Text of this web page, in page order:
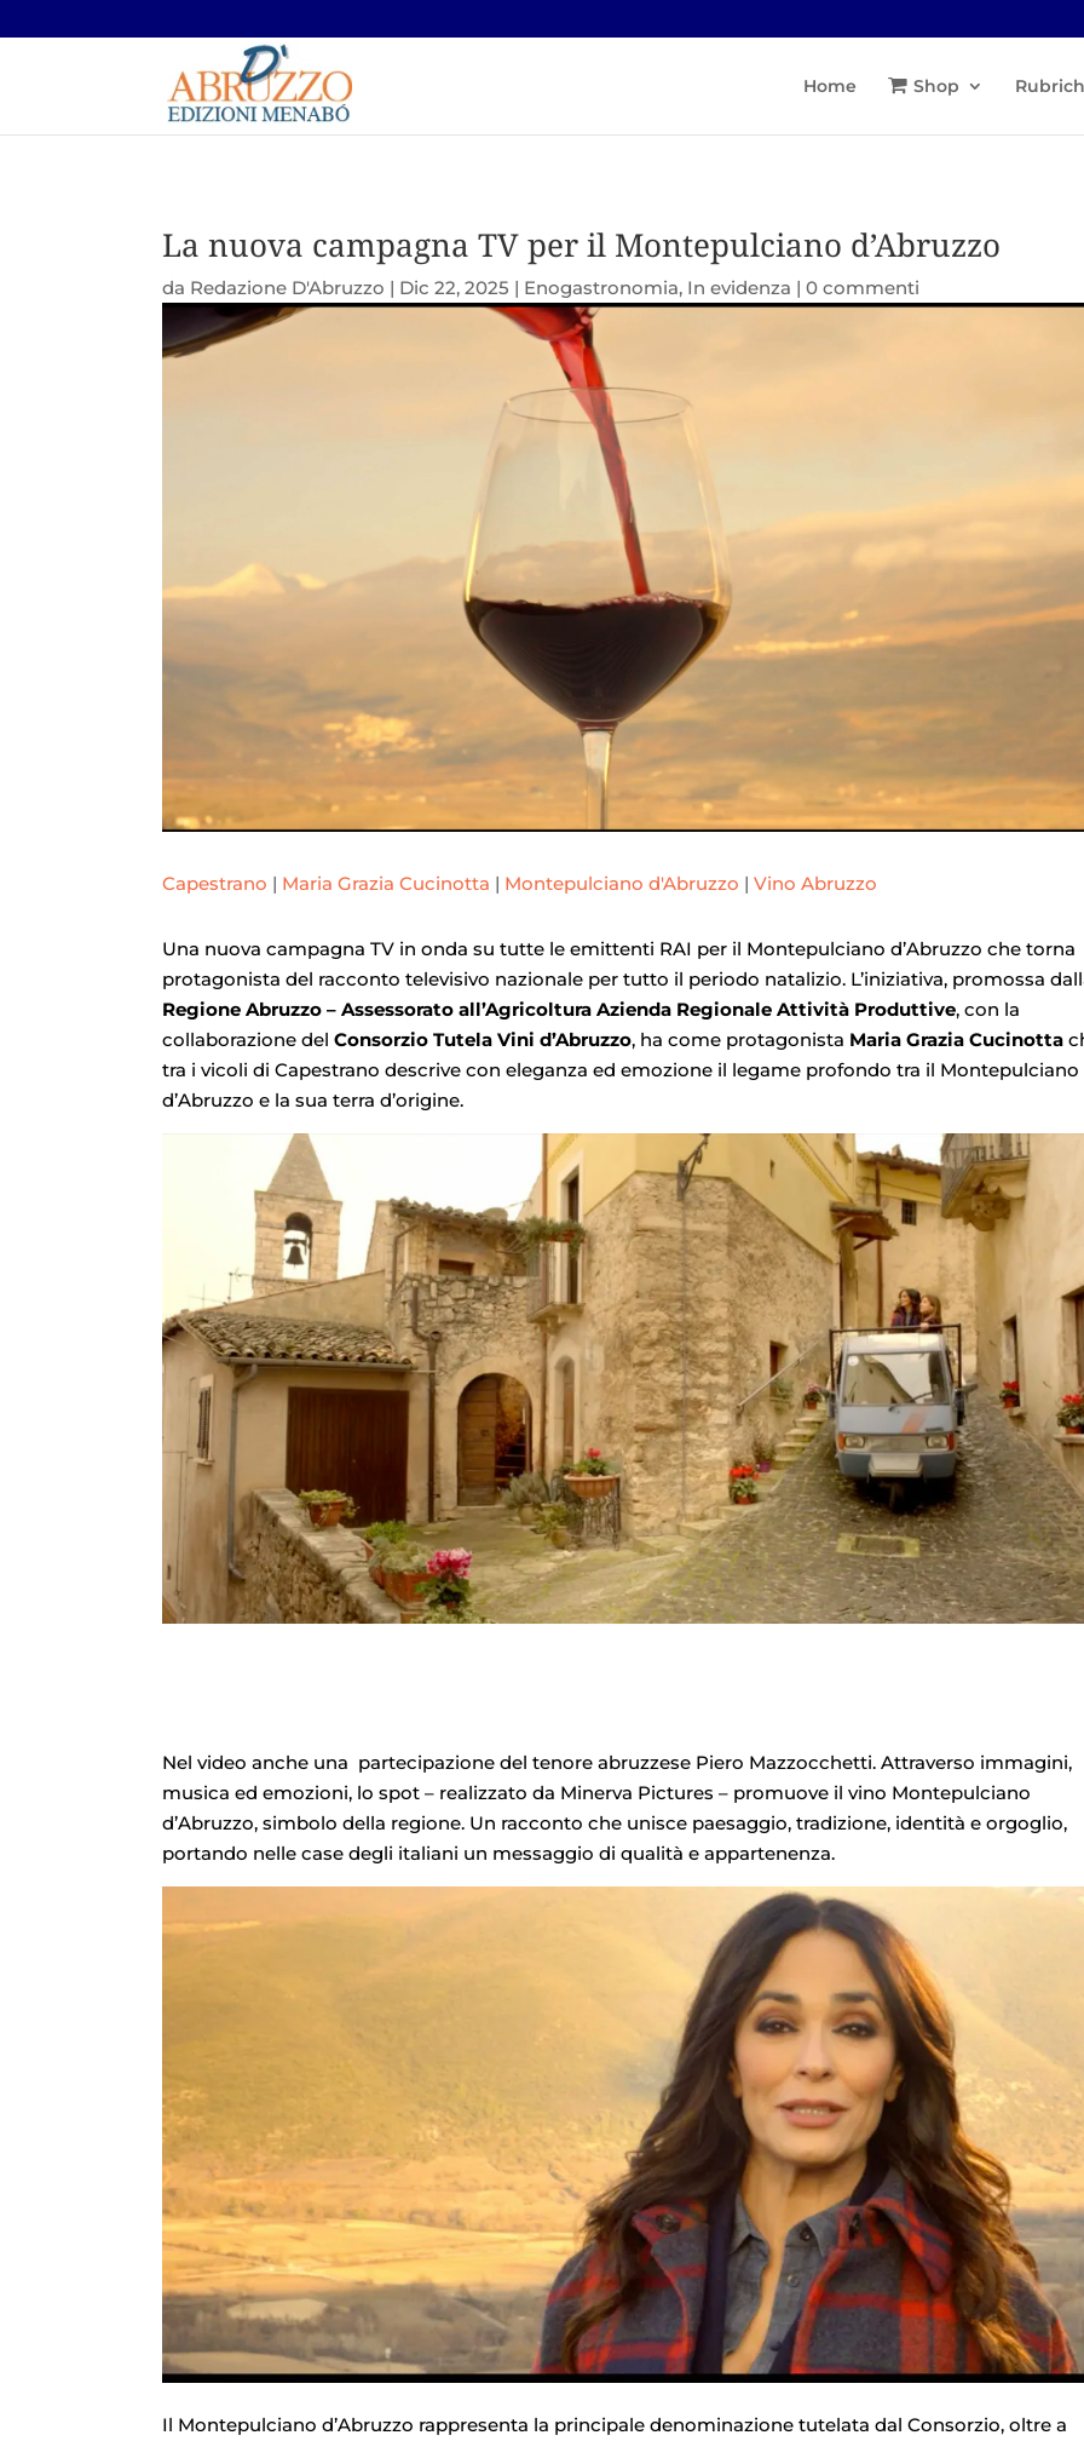
Home Shop
La nuova campagna TV per il Montepulciano d’Abruzzo
da Redazione D'Abruzzo | Dic 22, 2025 | Enogastronomia, In evidenza |0 commenti
Capestrano | Maria Grazia Cucinotta | Montepulciano d'Abruzzo |Vino Abruzzo
Una nuova campagna TV in onda su tutte le emittenti RAI per il Montepulciano d’Abruzzo che torna
protagonista del racconto televisivo nazionale per tutto il periodo natalizio. L’iniziativa, promossa
Regione Abruzzo – Assessorato all’Agricoltura Azienda Regionale Attività Produttive, con la
collaborazione delConsorzio Tutela Vini d’Abruzzo, ha come protagonista Maria Grazia Cucinotta
tra i vicoli di Capestrano descrive con eleganza ed emozione il legame profondo tra il Montepulciano
d’Abruzzo e la sua terra d’origine.
Nel video anche una partecipazione del tenore abruzzese Piero Mazzocchetti. Attraverso immagini,
musica ed emozioni, lo spot – realizzato da Minerva Pictures – promuove il vino Montepulciano
d’Abruzzo, simbolo della regione. Un racconto che unisce paesaggio, tradizione, identità e orgoglio,
portando nelle case degli italiani un messaggio di qualità e appartenenza.
Il Montepulciano d’Abruzzo rappresenta la principale denominazione tutelata dal Consorzio, oltre a